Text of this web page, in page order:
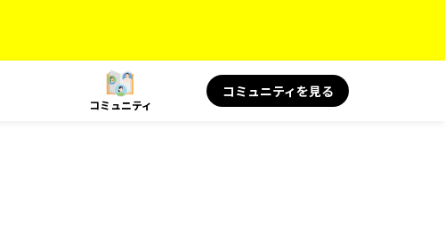
コミュニティ
コミュニティを見る